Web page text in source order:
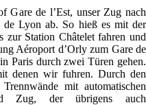
Gare de l’Est, unser Zug nach
Lyon ab. So hieß es mit der
Station Châtelet fahren und
Aéroport d’Orly zum Gare de
Paris durch zwei Türen gehen.
denen wir fuhren. Durch den
mit automatischen
Zug, der übrigens auch